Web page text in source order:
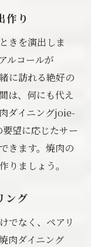
作り
きを演出しま
ルコールが
に訪れる絶好の
は、何にも代え
ダイニングjoie-
望に応じたサー
きます。焼肉の
りましょう。
ング
でなく、ペアリ
肉ダイニング